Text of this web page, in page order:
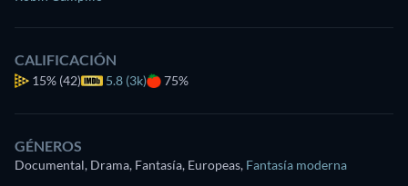
CALIFICACIÓN
15% (42) 5.8 (3k) 75%
GÉNEROS
Documental, Drama, Fantasía, Europeas, Fantasía moderna